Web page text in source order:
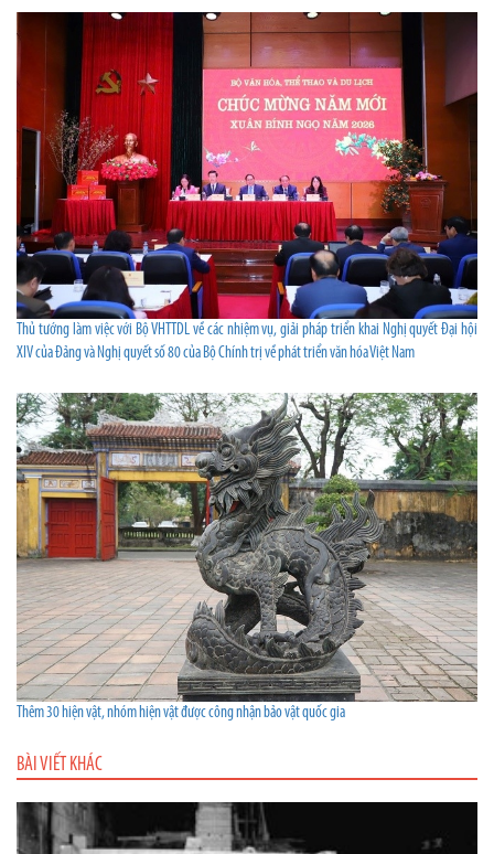
Thủ tướng làm việc với Bộ VHTTDL về các nhiệm vụ, giải pháp triển khai Nghị quyết Đại hội
XIV của Đảng và Nghị quyết số 80 của Bộ Chính trị về phát triển văn hóa Việt Nam
Thêm 30 hiện vật, nhóm hiện vật được công nhận bảo vật quốc gia
BÀI VIẾT KHÁC